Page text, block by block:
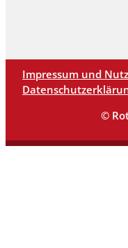
Impressum und
©